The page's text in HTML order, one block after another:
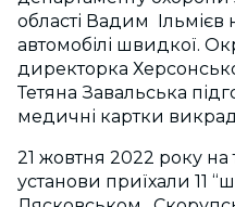
області Вадим Ільмієв
автомобілі швидкої.
директорка
Тетяна Завальська
медичні картки
21 жовтня 2022 року на
установи приїхали 11